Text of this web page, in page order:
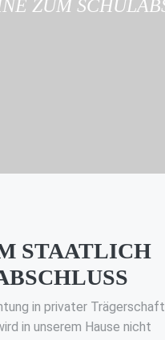
ZUM
STAATLICH
in privater Trägerschaft
in unserem Hause nicht